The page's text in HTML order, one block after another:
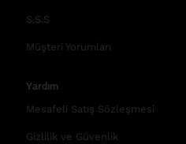
S.S.S
Müşteri Yorumları
Yardım
Mesafeli Satış Sözleşmesi
Gizlilik ve Güvenlik